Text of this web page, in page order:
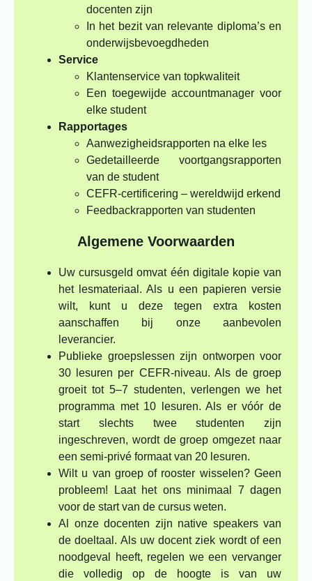
docenten zijn
In het bezit van relevante diploma’s en
onderwijsbevoegdheden
Service
Klantenservice van topkwaliteit
Een toegewijde accountmanager voor
elke student
Rapportages
Aanwezigheidsrapporten na elke les
Gedetailleerde voortgangsrapporten
van de student
CEFR-certificering – wereldwijd erkend
Feedbackrapporten van studenten
Algemene Voorwaarden
Uw cursusgeld omvat één digitale kopie van
het lesmateriaal. Als u een papieren versie
wilt, kunt u deze tegen extra kosten
aanschaffen bij onze aanbevolen
leverancier.
Publieke groepslessen zijn ontworpen voor
30 lesuren per CEFR-niveau. Als de groep
groeit tot 5–7 studenten, verlengen we het
programma met 10 lesuren. Als er vóór de
start slechts twee studenten zijn
ingeschreven, wordt de groep omgezet naar
een semi-privé formaat van 20 lesuren.
Wilt u van groep of rooster wisselen? Geen
probleem! Laat het ons minimaal 7 dagen
voor de start van de cursus weten.
Al onze docenten zijn native speakers van
de doeltaal. Als uw docent ziek wordt of een
noodgeval heeft, regelen we een vervanger
die volledig op de hoogte is van uw